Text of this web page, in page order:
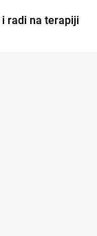
radi na terapiji